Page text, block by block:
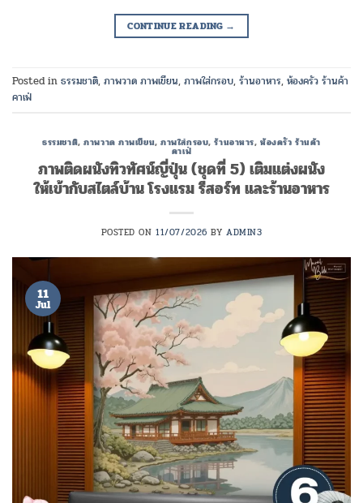
CONTINUE READING →
Posted in ธรรมชาติ, ภาพวาด ภาพเขียน, ภาพใส่กรอบ, ร้านอาหาร, ห้องครัว ร้านค้า
คาเฟ่
ธรรมชาติ,ภาพวาด ภาพเขียน,ภาพใส่กรอบ,ร้านอาหาร,ห้องครัว ร้านค้า
คาเฟ่
ภาพติดผนังทิวทัศน์ญี่ปุ่น (ชุดที่ 5) เติมแต่งผนัง
ให้เข้ากับสไตล์บ้าน โรงแรม รีสอร์ท และร้านอาหาร
POSTED ON11/07/2026 BYADMIN3
11
Jul